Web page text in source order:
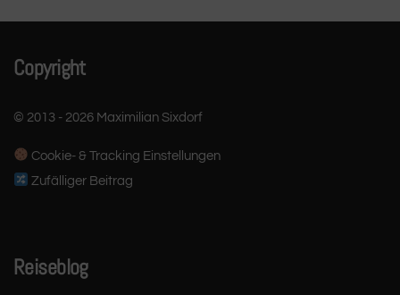
Copyright
© 2013 - 2026 Maximilian Sixdorf
Cookie- & Tracking Einstellungen
Zufälliger Beitrag
Reiseblog